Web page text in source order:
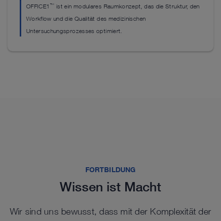
Weitere Produkte im Katalog ansehen
OFFICE1™ ist ein modulares Raumkonzept, das die Struktur, den
Workflow und die Qualität des medizinischen
Untersuchungsprozesses optimiert.
FORTBILDUNG
Wissen ist Macht
Wir sind uns bewusst, dass mit der Komplexität der